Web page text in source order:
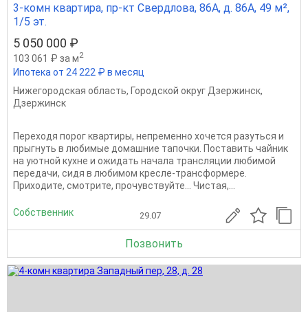
3-комн квартира, пр-кт Свердлова, 86А, д. 86А, 49 м²,
1/5 эт.
5 050 000 ₽
103 061 ₽ за м2
Ипотека от 24 222 ₽ в месяц
Нижегородская область, Городской округ Дзержинск,
Дзержинск
Переходя порог квартиры, непременно хочется разуться и
прыгнуть в любимые домашние тапочки. Поставить чайник
на уютной кухне и ожидать начала трансляции любимой
передачи, сидя в любимом кресле-трансформере.
Приходите, смотрите, прочувствуйте... Чистая,...
Собственник 29.07
Позвонить